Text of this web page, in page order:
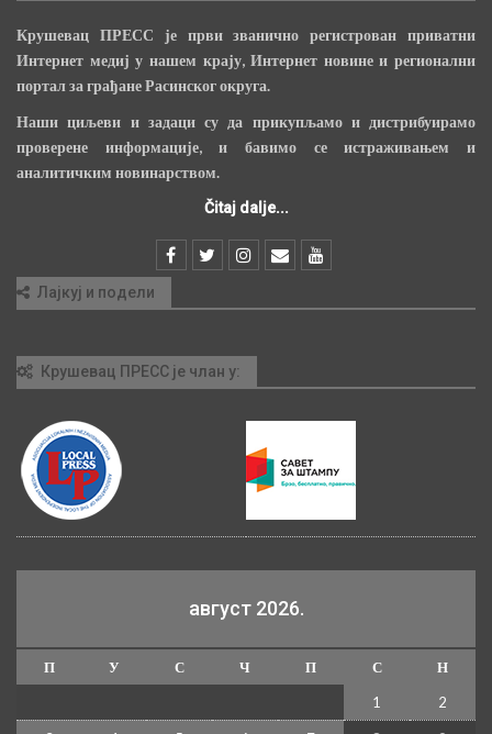
Крушевац ПРЕСС је први званично регистрован приватни
Интернет медиј у нашем крају, Интернет новине и регионални
портал за грађане Расинског округа.
Наши циљеви и задаци су да прикупљамо и дистрибуирамо
проверене информације, и бавимо се истраживањем и
аналитичким новинарством.
Čitaj dalje...
Лајкуј и подели
Крушевац ПРЕСС је члан у:
август 2026.
П У С Ч П С
Н
1
2